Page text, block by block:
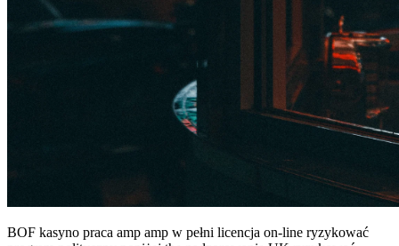
BOF kasyno praca amp amp w pełni licencja on-line ryzykować